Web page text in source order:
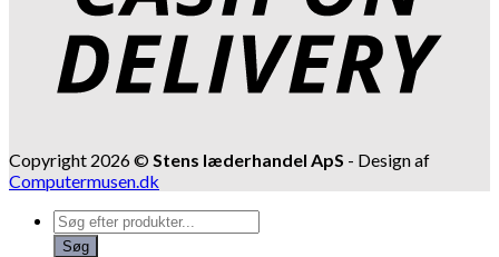
Copyright 2026 © Stens læderhandel ApS - Design af
Computermusen.dk
Products
search
Søg